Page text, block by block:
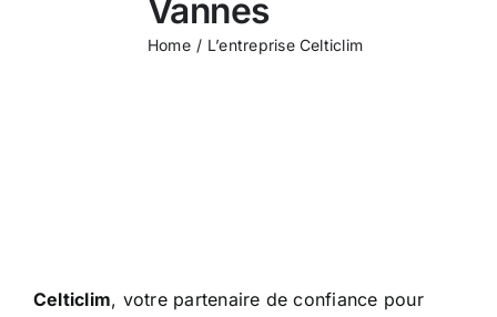
Vannes
Home L’entreprise Celticlim
Celticlim, votre partenaire de confiance pour